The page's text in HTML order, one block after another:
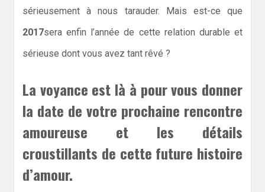
sérieusement à nous tarauder. Mais est-ce que
2017sera enfin l’année de cette relation durable et
sérieuse dont vous avez tant rêvé ?
La voyance est là à pour vous donner
la date de votre prochaine rencontre
amoureuse et les détails
croustillants de cette future histoire
d’amour.